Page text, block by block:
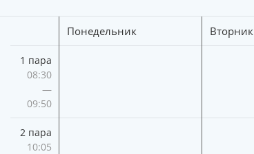
Понедельник Вторник
1 пара
08:30
—
09:50
2 пара
10:05